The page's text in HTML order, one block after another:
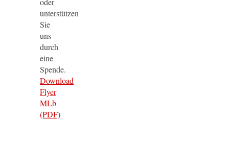
unterstützen
Sie
uns
durch
eine
Spende.
Download
Flyer
MLb
(PDF)